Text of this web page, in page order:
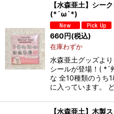
【水森亜土】シー
(*´ω`*)
660円(税込)
在庫わずか
水森亜土グッズよ
シールが登場！( *´
な 全10種類のうち
に入っています。
【水森亜土】木